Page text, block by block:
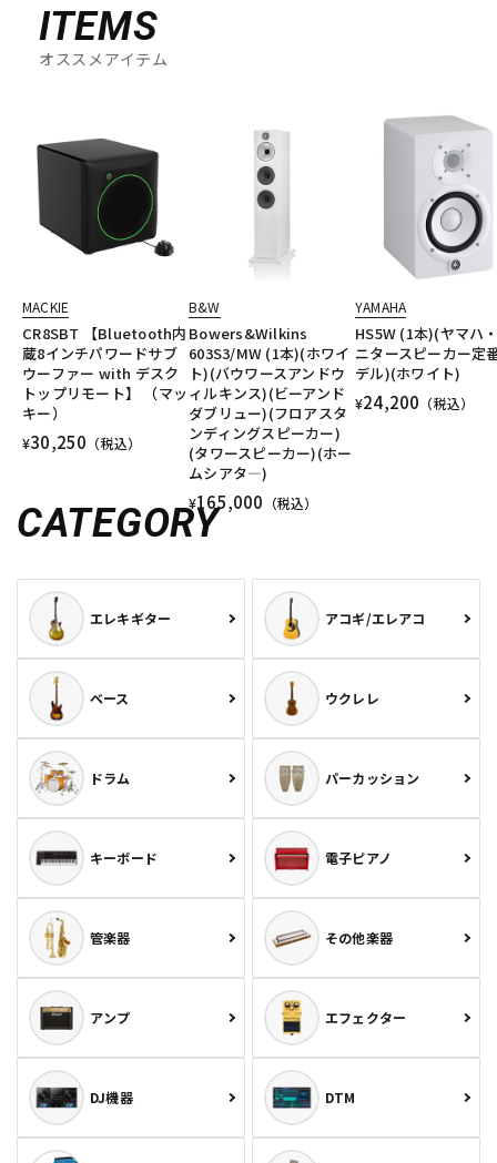
ITEMS
オススメアイテム
MACKIE
CR8SBT 【Bluetooth内
蔵8インチパワードサブ
ウーファー with デスク
トップリモート】 （マッ
キー）
¥30,250 （税込）
B&W
Bowers&Wilkins
603S3/MW (1本)(ホワイ
ト)(バウワースアンドウ
ィルキンス)(ビーアンド
ダブリュー)(フロアスタ
ンディングスピーカー)
(タワースピーカー)(ホー
ムシアタ―)
¥165,000 （税込）
YAMAHA
HS5W (1本)(ヤマハ
ニタースピーカー定
デル)(ホワイト)
¥24,200 （税込）
CATEGORY
エレキギター アコギ/エレアコ
ベース ウクレレ
ドラム パーカッション
キーボード 電子ピアノ
管楽器 その他楽器
アンプ エフェクター
DJ機器 DTM